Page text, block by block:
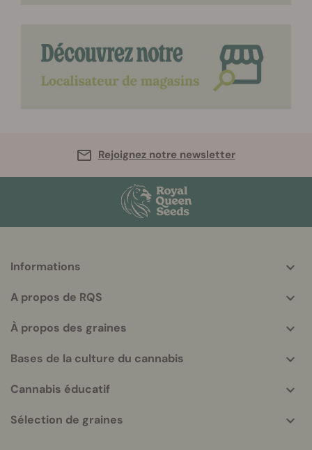
Rejoignez notre newsletter
info
Informations
A propos de RQS
À propos des graines
Bases de la culture du cannabis
Cannabis éducatif
Sélection de graines